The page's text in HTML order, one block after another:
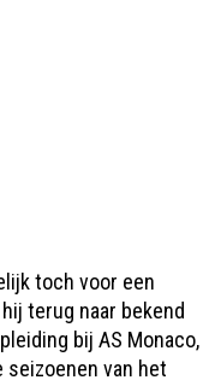
toch voor een
terug naar bekend
bij AS Monaco,
seizoenen van het